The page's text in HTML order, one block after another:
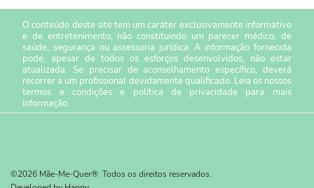
O conteúdo deste site tem um caráter exclusivamente informativo
e de entretenimento, não constituindo um parecer médico, de
saúde, segurança ou assessoria jurídica. A informação fornecida
pode, apesar de todos os esforços desenvolvidos, não estar
atualizada. Se precisar de aconselhamento específico, deverá
recorrer a um profissional devidamente qualificado. Leia os nossos
termos e condiçõese política de privacidade para mais
informação.
©2026 Mãe-Me-Quer®. Todos os direitos reservados.